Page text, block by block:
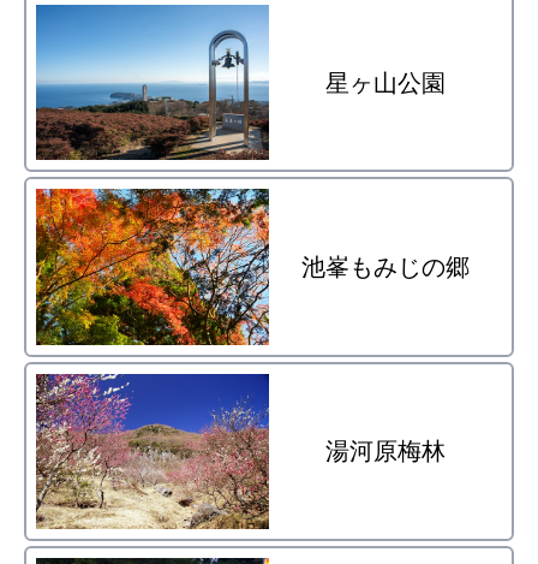
星ヶ山公園
池峯もみじの郷
湯河原梅林